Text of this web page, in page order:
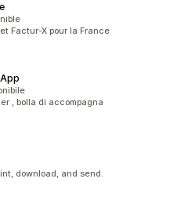
Factur-X pour la France
, bolla di accompagna
download, and send.